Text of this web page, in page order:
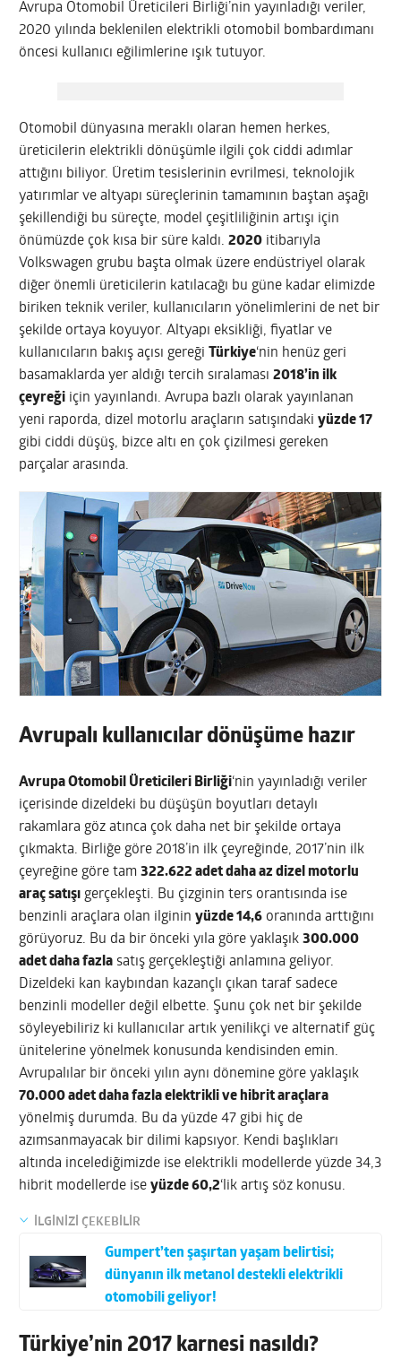
Avrupa Otomobil Üreticileri Birliği’nin yayınladığı veriler,
2020 yılında beklenilen elektrikli otomobil bombardımanı
öncesi kullanıcı eğilimlerine ışık tutuyor.
Otomobil dünyasına meraklı olaran hemen herkes,
üreticilerin elektrikli dönüşümle ilgili çok ciddi adımlar
attığını biliyor. Üretim tesislerinin evrilmesi, teknolojik
yatırımlar ve altyapı süreçlerinin tamamının baştan aşağı
şekillendiği bu süreçte, model çeşitliliğinin artışı için
önümüzde çok kısa bir süre kaldı.2020 itibarıyla
Volkswagen grubu başta olmak üzere endüstriyel olarak
diğer önemli üreticilerin katılacağı bu güne kadar elimizde
biriken teknik veriler, kullanıcıların yönelimlerini de net bir
şekilde ortaya koyuyor. Altyapı eksikliği, fiyatlar ve
kullanıcıların bakış açısı gereği
Türkiye‘nin henüz geri
basamaklarda yer aldığı tercih sıralaması2018’in ilk
çeyreği için yayınlandı. Avrupa bazlı olarak yayınlanan
yeni raporda, dizel motorlu araçların satışındakiyüzde 17
gibi ciddi düşüş, bizce altı en çok çizilmesi gereken
parçalar arasında.
Avrupalı kullanıcılar dönüşüme hazır
Avrupa Otomobil Üreticileri Birliği‘nin yayınladığı veriler
içerisinde dizeldeki bu düşüşün boyutları detaylı
rakamlara göz atınca çok daha net bir şekilde ortaya
çıkmakta. Birliğe göre 2018’in ilk çeyreğinde, 2017’nin ilk
çeyreğine göre tam322.622 adet daha az dizel motorlu
araç satışı gerçekleşti. Bu çizginin ters orantısında ise
benzinli araçlara olan ilgininyüzde 14,6 oranında arttığını
görüyoruz. Bu da bir önceki yıla göre yaklaşık300.000
adet daha fazla satış gerçekleştiği anlamına geliyor.
Dizeldeki kan kaybından kazançlı çıkan taraf sadece
benzinli modeller değil elbette. Şunu çok net bir şekilde
söyleyebiliriz ki kullanıcılar artık yenilikçi ve alternatif güç
ünitelerine yönelmek konusunda kendisinden emin.
Avrupalılar bir önceki yılın aynı dönemine göre yaklaşık
70.000 adet daha fazla elektrikli ve hibrit araçlara
yönelmiş durumda. Bu da yüzde 47 gibi hiç de
azımsanmayacak bir dilimi kapsıyor. Kendi başlıkları
altında incelediğimizde ise elektrikli modellerde yüzde 34,3
hibrit modellerde iseyüzde 60,2‘lik artış söz konusu.
İLGİNİZİ ÇEKEBİLİR
Gumpert’ten şaşırtan yaşam belirtisi;
dünyanın ilk metanol destekli elektrikli
otomobili geliyor!
Türkiye’nin 2017 karnesi nasıldı?